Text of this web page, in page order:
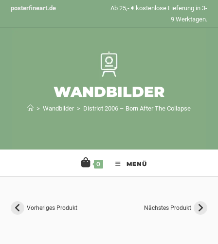
Zumposterfineart.de
Ab 25,- € kostenlose Lieferung in 3-
9 Werktagen.
WANDBILDER
> Wandbilder > District 2006 – Born After The Collapse
0 MENÜ
Vorheriges Produkt Nächstes Produkt